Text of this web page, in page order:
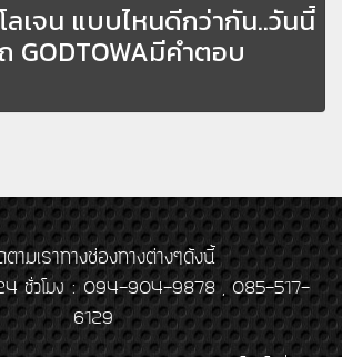
เจน แบบไหนดีกว่ากัน..วันนี้
GODTOWAมีคำตอบ
มเราทางช่องทางต่างๆดังนี้
ชั่วโมง : 094-904-9878 , 085-517-
6129